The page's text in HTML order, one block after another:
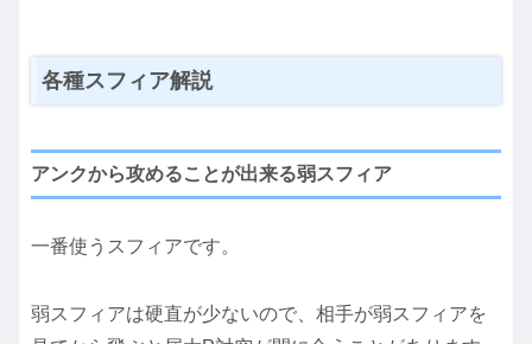
各種スフィア解説
アンクから攻めることが出来る弱スフィア
一番使うスフィアです。
弱スフィアは硬直が少ないので、相手が弱スフィアを